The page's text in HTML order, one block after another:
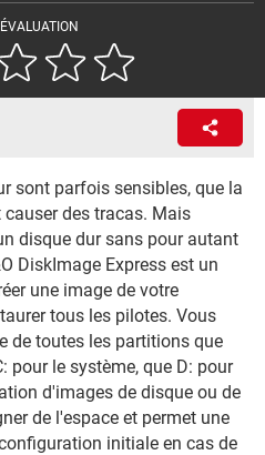
sont parfois sensibles, que la
des tracas. Mais
disque dur sans pour autant
DiskImage Express est un
une image de votre
tous les pilotes. Vous
de toutes les partitions que
pour le système, que D: pour
d'images de disque ou de
de l'espace et permet une
initiale en cas de